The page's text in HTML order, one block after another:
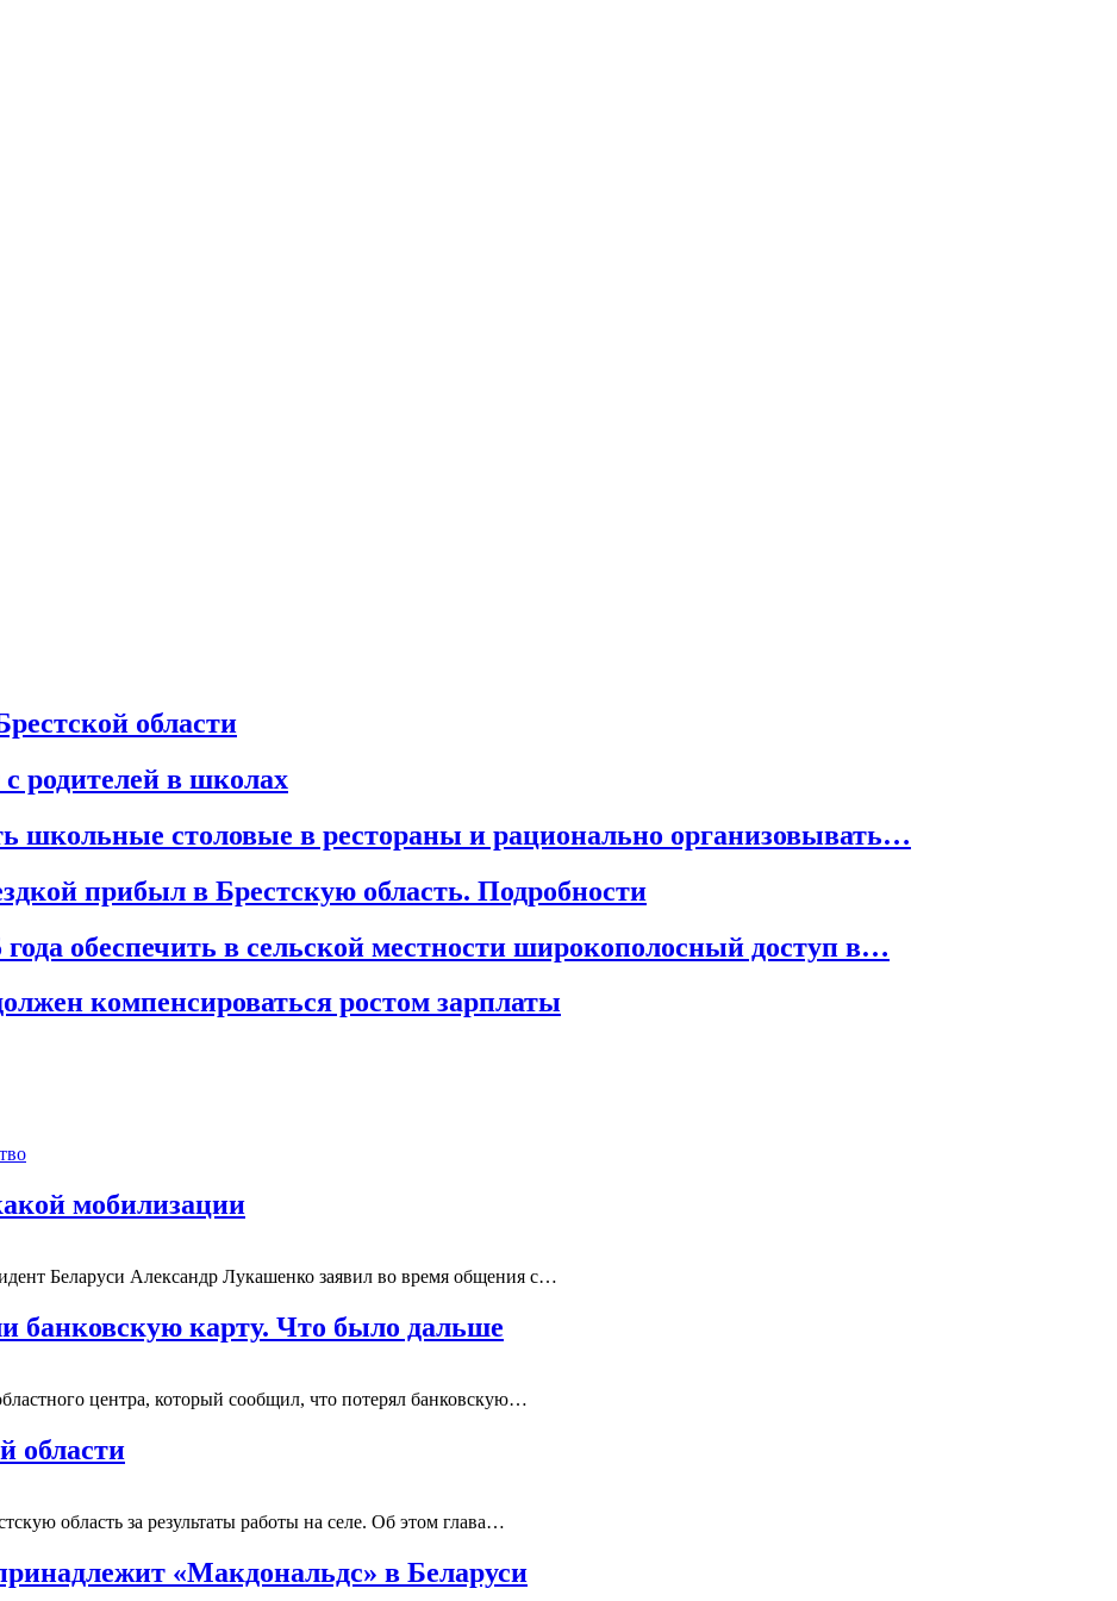
области
родителей в школах
школьные столовые в рестораны и рационально организовывать…
прибыл в Брестскую область. Подробности
обеспечить в сельской местности широкополосный доступ в…
компенсироваться ростом зарплаты
мобилизации
Беларуси Александр Лукашенко заявил во время общения с…
банковскую карту. Что было дальше
центра, который сообщил, что потерял банковскую…
области
область за результаты работы на селе. Об этом глава…
«Макдональдс» в Беларуси